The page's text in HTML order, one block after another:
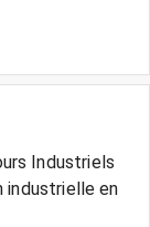
Industriels
industrielle en